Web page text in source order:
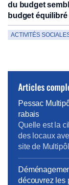
du budget
budget équilibré
ACTIVITÉS
Articles
Pessac
rabais
Quelle est la
des locaux
site de
650 salariés
slides d’un
tout d’abord,
découvrez les